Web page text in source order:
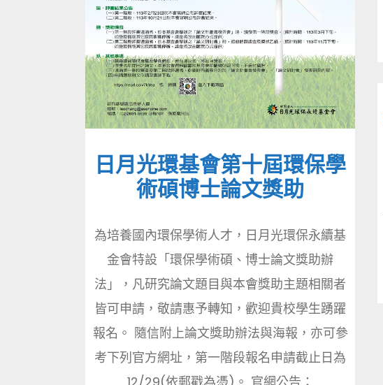
日月光環基會第十屆環保學
術碩博士論文獎助
為培養國內環保學術人才，日月光環保永續基
金會特設「環保學術碩、博士論文獎助辦
法」，凡研究論文題目與本會獎助主題相關者
皆可申請，敬請惠予轉知，歡迎貴校學生踴躍
報名。 隨信附上論文獎助辦法與海報，亦可參
考下列官方網址，第一階段報名申請截止日為